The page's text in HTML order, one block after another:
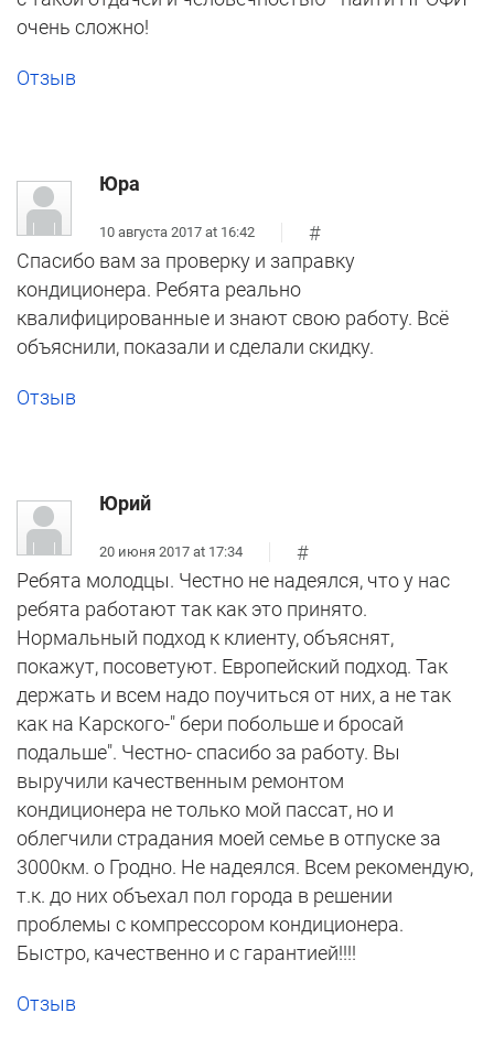
очень сложно!
Отзыв
Юра
10 августа 2017 at 16:42
#
Спасибо вам за проверку и заправку
кондиционера. Ребята реально
квалифицированные и знают свою работу. Всё
объяснили, показали и сделали скидку.
Отзыв
Юрий
20 июня 2017 at 17:34
#
Ребята молодцы. Честно не надеялся, что у нас
ребята работают так как это принято.
Нормальный подход к клиенту, объяснят,
покажут, посоветуют. Европейский подход. Так
держать и всем надо поучиться от них, а не так
как на Карского-" бери побольше и бросай
подальше". Честно- спасибо за работу. Вы
выручили качественным ремонтом
кондиционера не только мой пассат, но и
облегчили страдания моей семье в отпуске за
3000км. о Гродно. Не надеялся. Всем рекомендую,
т.к. до них объехал пол города в решении
проблемы с компрессором кондиционера.
Быстро, качественно и с гарантией!!!!
Отзыв